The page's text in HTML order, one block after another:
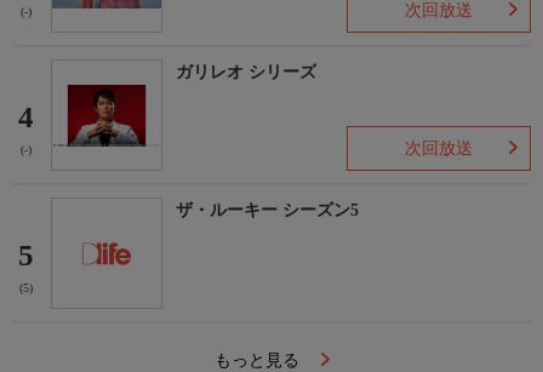
(-) 次回放送
4
(-)
ガリレオ シリーズ
次回放送
5
(5)
ザ・ルーキー シーズン5
もっと見る